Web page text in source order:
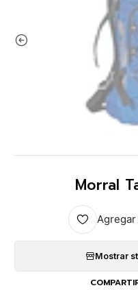
Morral
Mostrar